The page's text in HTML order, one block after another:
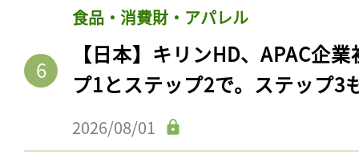
食品・消費財・アパレル
【日本】キリンHD、APAC企
プ1とステップ2で。ステップ3
2026/08/01